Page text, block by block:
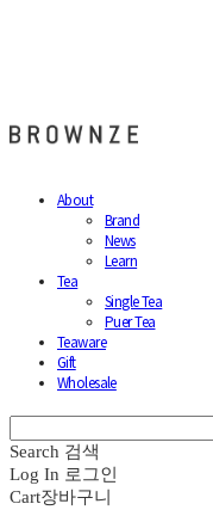
About
Brand
News
Learn
Tea
Single Tea
Puer Tea
Teaware
Gift
Wholesale
Search 검색
Log In 로그인
Cart장바구니